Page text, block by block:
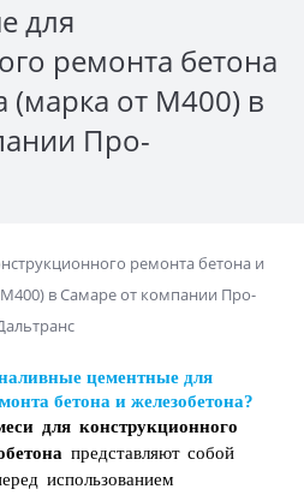
для
ремонта бетона
(марка от M400) в
Про-
цементные для
бетона и железобетона?
для конструкционного
представляют собой
использованием